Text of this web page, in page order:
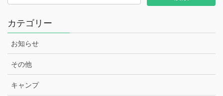
カテゴリー
お知らせ
その他
キャンプ